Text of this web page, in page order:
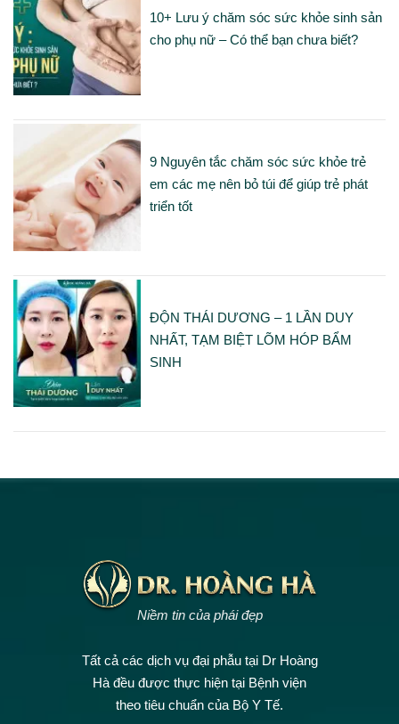
10+ Lưu ý chăm sóc sức khỏe sinh sản
cho phụ nữ – Có thể bạn chưa biết?
9 Nguyên tắc chăm sóc sức khỏe trẻ
em các mẹ nên bỏ túi để giúp trẻ phát
triển tốt
ĐỘN THÁI DƯƠNG – 1 LẦN DUY
NHẤT, TẠM BIỆT LÕM HÓP BẨM
SINH
Niềm tin của phái đẹp
Tất cả các dịch vụ đại phẫu tại Dr Hoàng
Hà đều được thực hiện tại Bệnh viện
theo tiêu chuẩn của Bộ Y Tế.